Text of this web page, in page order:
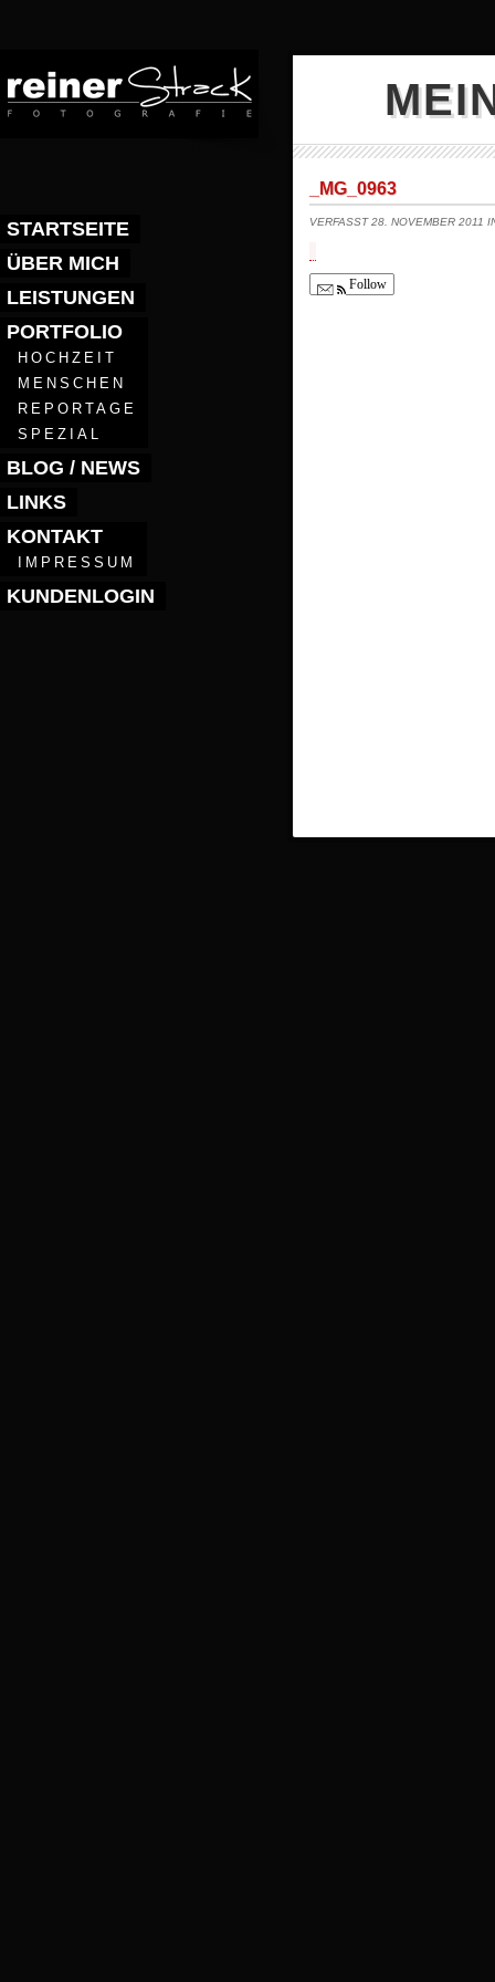
STARTSEITE
ÜBER MICH
LEISTUNGEN
PORTFOLIO
HOCHZEIT
MENSCHEN
REPORTAGE
SPEZIAL
BLOG / NEWS
LINKS
KONTAKT
IMPRESSUM
KUNDENLOGIN
_MG_0963
VERFASST 28. NOVEMBER 2011
Follow